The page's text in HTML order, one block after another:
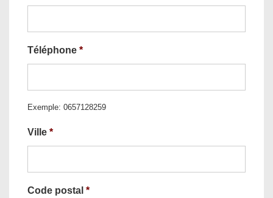
Téléphone *
Exemple: 0657128259
Ville *
Code postal *